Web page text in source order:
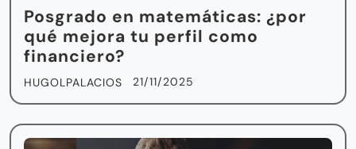
Posgrado en matemáticas: ¿por
qué mejora tu perfil como
financiero?
HUGOLPALACIOS 21/11/2025